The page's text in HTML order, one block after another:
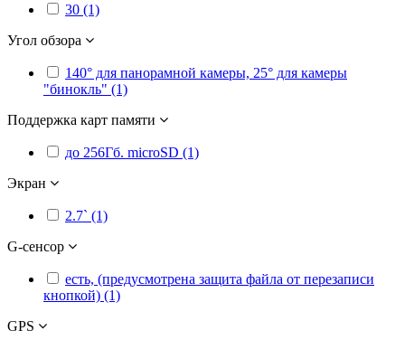
30 (1)
Угол обзора
140° для панорамной камеры, 25° для камеры
"бинокль" (1)
Поддержка карт памяти
до 256Гб. microSD (1)
Экран
2.7` (1)
G-сенсор
есть, (предусмотрена защита файла от перезаписи
кнопкой) (1)
GPS